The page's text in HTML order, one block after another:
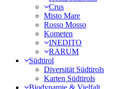
Crus
Misto Mare
Rosso Mosso
Kometen
INEDITO
RARUM
Südtirol
Diversität Südtirols
Karten Südtirols
Biodynamie & Vielfalt